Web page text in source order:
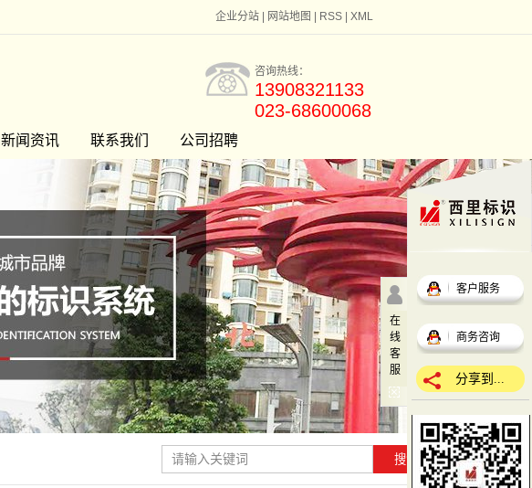
企业分站 网站地图 RSS XML
咨询热线：
13908321133
023-68600068
新闻资讯
常见问题
联系我们 公司招聘
在
线
客
服
客户服务
商务咨询
分享到...